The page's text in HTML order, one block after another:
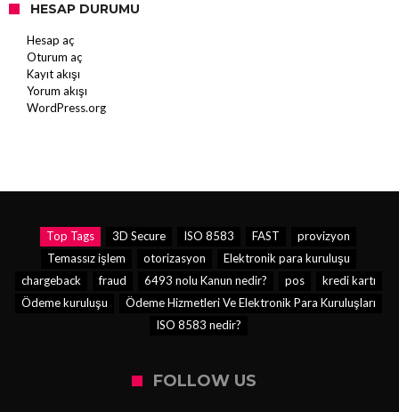
HESAP DURUMU
Hesap aç
Oturum aç
Kayıt akışı
Yorum akışı
WordPress.org
Top Tags 3D Secure ISO 8583 FAST
provizyon
Temassız işlem
otorizasyon
Elektronik para kuruluşu
chargeback
fraud 6493 nolu Kanun nedir? pos
kredi kartı
Ödeme kuruluşu
Ödeme Hizmetleri Ve Elektronik Para Kuruluşları
ISO 8583 nedir?
FOLLOW US